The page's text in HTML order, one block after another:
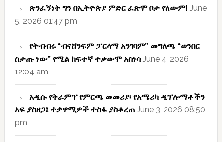
ጽንፈኝነት ግን በኢትዮጵያ ምድር ፈጽሞ ቦታ የለውም! June
5, 2026 01:47 pm
የትብብሩ “ብናሸንፍም ፓርላማ አንገባም” መግለጫ “ወንበር
ስታጡ ነው” የሚል ከፍተኛ ተቃውሞ አስነሳ June 4, 2026
12:04 am
አዲሱ የትራምፕ የምርጫ መመሪያ፡ የአሜሪካ ዲፕሎማቶችን
አፍ ያስዘጋ፤ ተቃዋሚዎች ተስፋ ያስቆረጠ June 3, 2026 08:50
pm